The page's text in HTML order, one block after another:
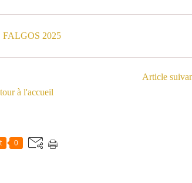
2025
Article
à l'accueil
0